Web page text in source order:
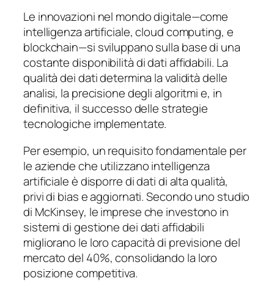
Le innovazioni nel mondo digitale—come
intelligenza artificiale, cloud computing, e
blockchain—si sviluppano sulla base di una
costante disponibilità di dati affidabili. La
qualità dei dati determina la validità delle
analisi, la precisione degli algoritmi e, in
definitiva, il successo delle strategie
tecnologiche implementate.
Per esempio, un requisito fondamentale per
le aziende che utilizzano intelligenza
artificiale è disporre di dati di alta qualità,
privi di bias e aggiornati. Secondo uno studio
di McKinsey, le imprese che investono in
sistemi di gestione dei dati affidabili
migliorano le loro capacità di previsione del
mercato del 40%, consolidando la loro
posizione competitiva.